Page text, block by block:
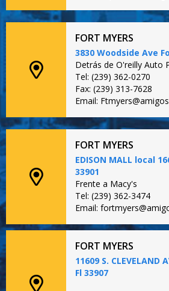
FORT MYERS
3830 Woodside Ave
Detrás de O'reilly Auto
Tel: (239) 362-0270
Fax: (239) 313-7628
Email:
FORT MYERS
EDISON MALL local
33901
Frente a Macy's
Tel: (239) 362-3474
Email:
FORT MYERS
11609 S. CLEVELAND
Fl 33907